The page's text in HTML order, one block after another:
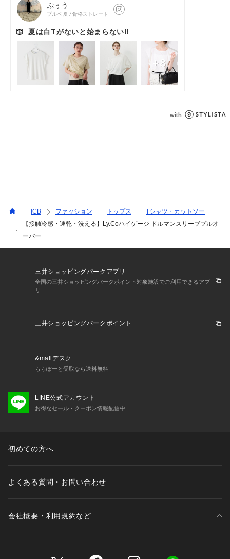
います。※商品画像はサンプルを使用しているため、実際にお
届けする商品と色味やサイズなどの仕様に変更がある場合がご
ざいます。予めご了承ください。
ICB ファッション トップス
Tシャツ・カットソー
【接触冷感・速乾・洗える】Ly.Coハイゲージ ドルマンスリーブプルオ
ーバー
三井ショッピングパークアプリ
全国の三井ショッピングパークポイント対象施設でご利用できるアプ
リ
三井ショッピングパークポイント
&mallデスク
ららぽーと受取なら送料無料
LINE公式アカウント
お得なセール・クーポン情報配信中
初めての方へ
よくある質問・お問い合わせ
会社概要・利用規約など